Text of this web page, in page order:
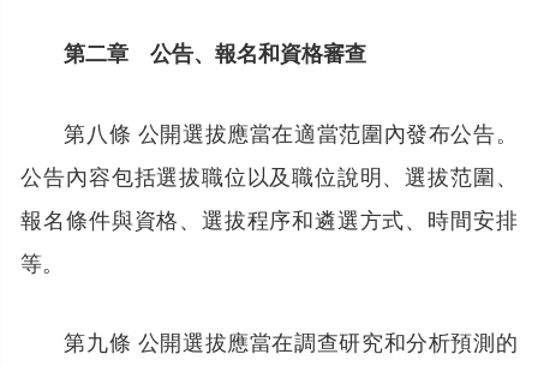
第二章 公告、報名和資格審查
第八條 公開選拔應當在適當范圍內發布公告。
公告內容包括選拔職位以及職位說明、選拔范圍、
報名條件與資格、選拔程序和遴選方式、時間安排
等。
第九條 公開選拔應當在調查研究和分析預測的